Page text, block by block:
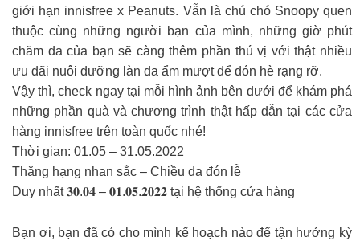
giới hạn innisfree x Peanuts. Vẫn là chú chó Snoopy quen
thuộc cùng những người bạn của mình, những giờ phút
chăm da của bạn sẽ càng thêm phần thú vị với thật nhiều
ưu đãi nuôi dưỡng làn da ẩm mượt để đón hè rạng rỡ.
Vậy thì, check ngay tại mỗi hình ảnh bên dưới để khám phá
những phần quà và chương trình thật hấp dẫn tại các cửa
hàng innisfree trên toàn quốc nhé!
Thời gian: 01.05 – 31.05.2022
Thăng hạng nhan sắc – Chiều da đón lễ
Duy nhất 𝟑𝟎.𝟎𝟒 – 𝟎𝟏.𝟎𝟓.𝟐𝟎𝟐𝟐 tại hệ thống cửa hàng
Bạn ơi, bạn đã có cho mình kế hoạch nào để tận hưởng kỳ